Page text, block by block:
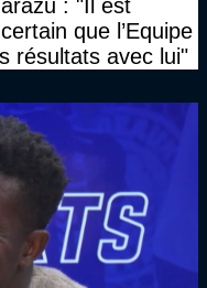
: "Il est
que l’Equipe
résultats avec lui"